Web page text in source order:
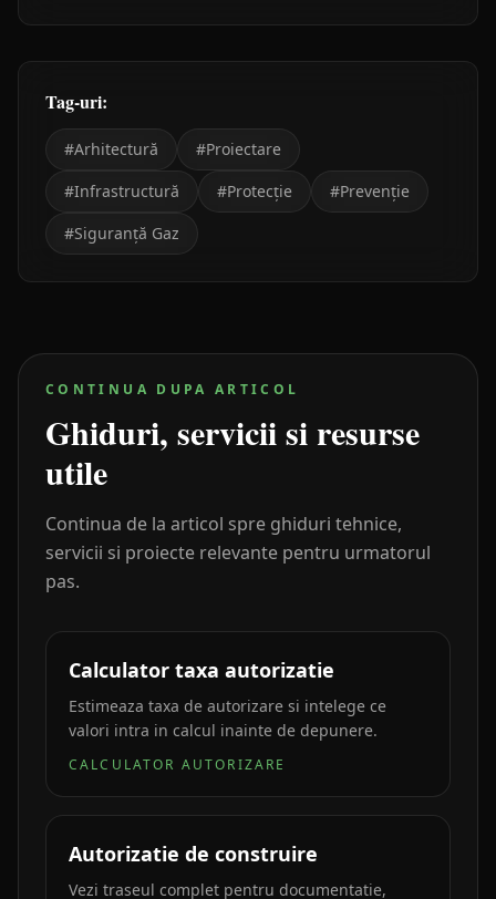
Tag-uri:
#Arhitectură #Proiectare
#Infrastructură #Protecție #Prevenție
#Siguranță Gaz
CONTINUA DUPA ARTICOL
Ghiduri, servicii si resurse
utile
Continua de la articol spre ghiduri tehnice,
servicii si proiecte relevante pentru urmatorul
pas.
Calculator taxa autorizatie
Estimeaza taxa de autorizare si intelege ce
valori intra in calcul inainte de depunere.
CALCULATOR AUTORIZARE
Autorizatie de construire
Vezi traseul complet pentru documentatie,